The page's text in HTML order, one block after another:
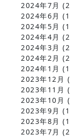
2024年7月
2024年6月
2024年5月
2024年4月
2024年3月
2024年2月
2024年1月
2023年12月
2023年11月
2023年10月
2023年9月
2023年8月
2023年7月